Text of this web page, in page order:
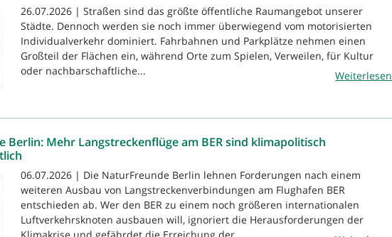
26.07.2026 | Straßen sind das größte öffentliche Raumangebot unserer
Städte. Dennoch werden sie noch immer überwiegend vom motorisierten
Individualverkehr dominiert. Fahrbahnen und Parkplätze nehmen einen
Großteil der Flächen ein, während Orte zum Spielen, Verweilen, für Kultur
oder nachbarschaftliche...
Weiterlesen
Berlin: Mehr Langstreckenflüge am BER sind klimapolitisch
06.07.2026 | Die NaturFreunde Berlin lehnen Forderungen nach einem
weiteren Ausbau von Langstreckenverbindungen am Flughafen BER
entschieden ab. Wer den BER zu einem noch größeren internationalen
Luftverkehrsknoten ausbauen will, ignoriert die Herausforderungen der